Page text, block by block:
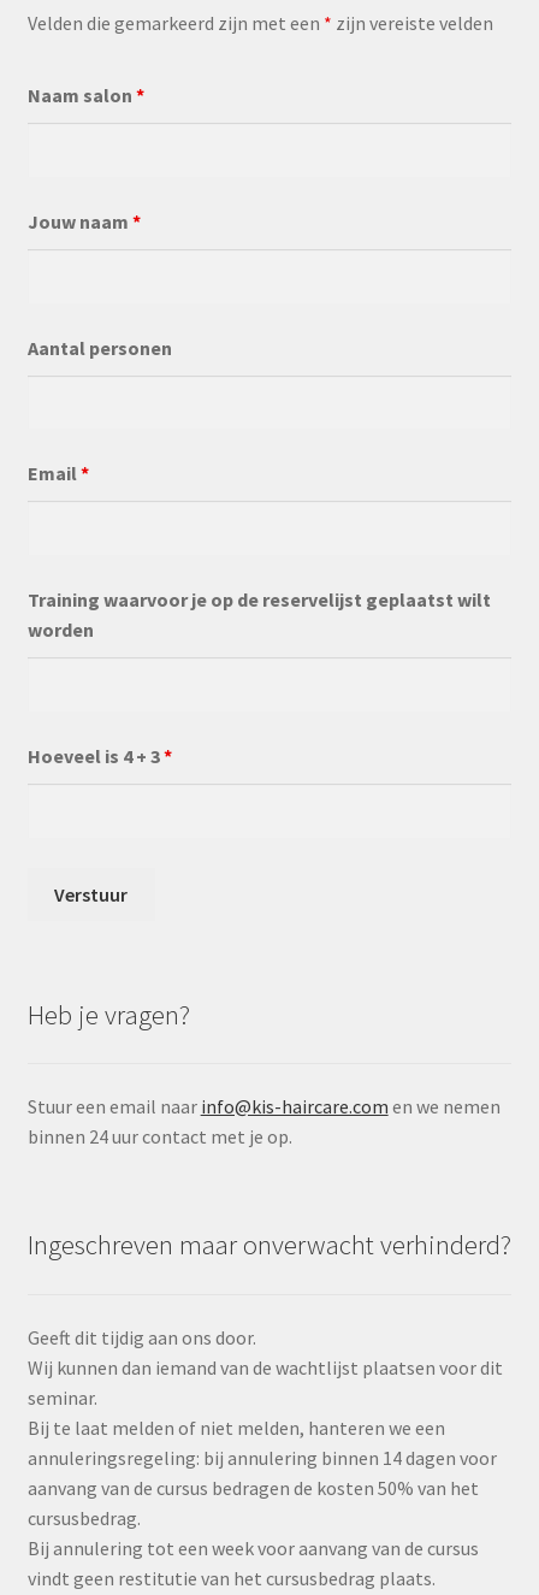
Velden die gemarkeerd zijn met een * zijn vereiste velden
Naam salon *
Jouw naam *
Aantal personen
Email*
Training waarvoor je op de reservelijst geplaatst wilt
worden
Hoeveel is 4 + 3*
Heb je vragen?
Stuur een email naar info@kis-haircare.com en we nemen
binnen 24 uur contact met je op.
Ingeschreven maar onverwacht verhinderd?
Geeft dit tijdig aan ons door.
Wij kunnen dan iemand van de wachtlijst plaatsen voor dit
seminar.
Bij te laat melden of niet melden, hanteren we een
annuleringsregeling: bij annulering binnen 14 dagen voor
aanvang van de cursus bedragen de kosten 50% van het
cursusbedrag.
Bij annulering tot een week voor aanvang van de cursus
vindt geen restitutie van het cursusbedrag plaats.